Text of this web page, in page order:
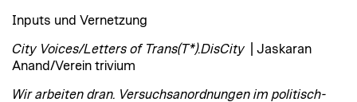
Inputs und Vernetzung
City Voices/Letters of Trans(T*).DisCity
| Jaskaran
Anand/Verein trivium
Wir arbeiten dran. Versuchsanordnungen im politisch-